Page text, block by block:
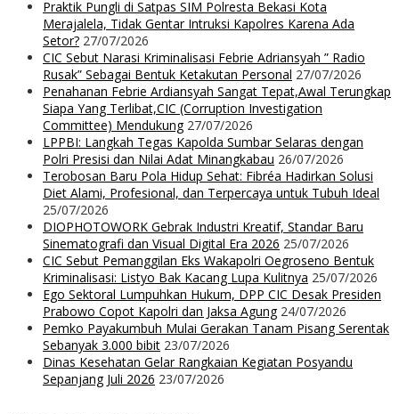
Praktik Pungli di Satpas SIM Polresta Bekasi Kota
Merajalela, Tidak Gentar Intruksi Kapolres Karena Ada
Setor? 27/07/2026
CIC Sebut Narasi Kriminalisasi Febrie Adriansyah ” Radio
Rusak” Sebagai Bentuk Ketakutan Personal 27/07/2026
Penahanan Febrie Ardiansyah Sangat Tepat,Awal Terungkap
Siapa Yang Terlibat,CIC (Corruption Investigation
Committee) Mendukung 27/07/2026
LPPBI: Langkah Tegas Kapolda Sumbar Selaras dengan
Polri Presisi dan Nilai Adat Minangkabau 26/07/2026
Terobosan Baru Pola Hidup Sehat: Fibréa Hadirkan Solusi
Diet Alami, Profesional, dan Terpercaya untuk Tubuh Ideal
25/07/2026
DIOPHOTOWORK Gebrak Industri Kreatif, Standar Baru
Sinematografi dan Visual Digital Era 2026 25/07/2026
CIC Sebut Pemanggilan Eks Wakapolri Oegroseno Bentuk
Kriminalisasi: Listyo Bak Kacang Lupa Kulitnya 25/07/2026
Ego Sektoral Lumpuhkan Hukum, DPP CIC Desak Presiden
Prabowo Copot Kapolri dan Jaksa Agung 24/07/2026
Pemko Payakumbuh Mulai Gerakan Tanam Pisang Serentak
Sebanyak 3.000 bibit 23/07/2026
Dinas Kesehatan Gelar Rangkaian Kegiatan Posyandu
Sepanjang Juli 2026 23/07/2026